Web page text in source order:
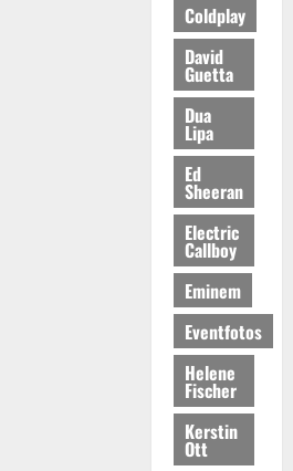
Coldplay
David
Guetta
Dua
Lipa
Ed
Sheeran
Electric
Callboy
Eminem
Eventfotos
Helene
Fischer
Kerstin
Ott